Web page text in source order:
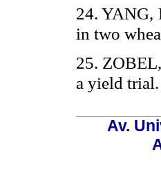
24. YANG,
in two
25.
a yield
Av.